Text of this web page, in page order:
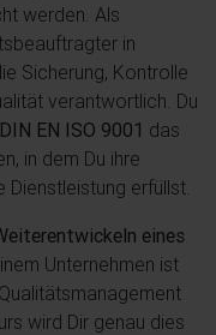
werden. Als
in
Sicherung, Kontrolle
verantwortlich. Du
DIN EN ISO 9001 das
in dem Du ihre
erfüllst.
eines
Unternehmen ist
wird Dir genau dies